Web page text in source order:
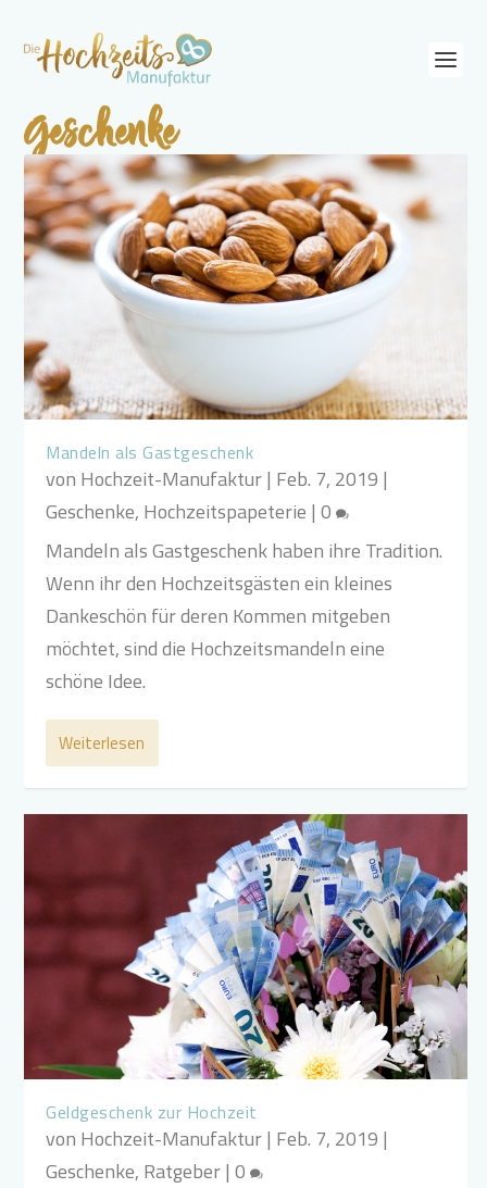
Geschenke
Mandeln als Gastgeschenk
von Hochzeit-Manufaktur| Feb. 7, 2019 |
Geschenke, Hochzeitspapeterie |0
Mandeln als Gastgeschenk haben ihre Tradition.
Wenn ihr den Hochzeitsgästen ein kleines
Dankeschön für deren Kommen mitgeben
möchtet, sind die Hochzeitsmandeln eine
schöne Idee.
Weiterlesen
Geldgeschenk zur Hochzeit
von Hochzeit-Manufaktur| Feb. 7, 2019 |
Geschenke, Ratgeber|0